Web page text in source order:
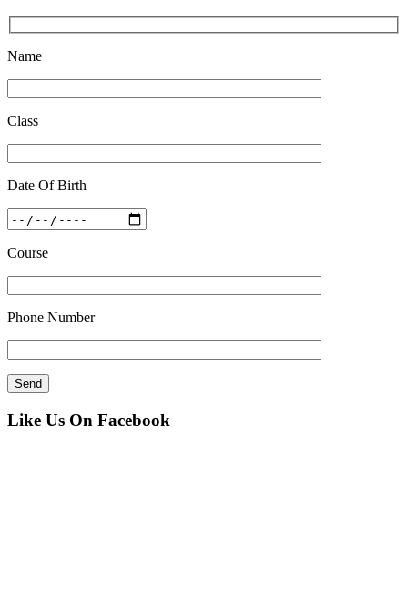
Name
Class
Date Of Birth
Course
Phone Number
Like Us On Facebook